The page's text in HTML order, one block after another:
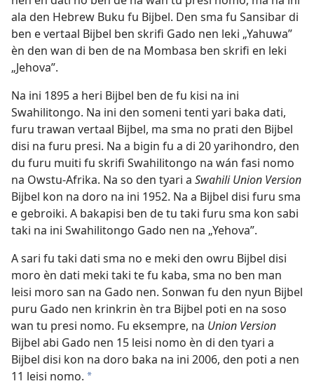
ala den Hebrew Buku fu Bijbel. Den sma fu Sansibar di
ben e vertaal Bijbel ben skrifi Gado nen leki „Yahuwa”
èn den wan di ben de na Mombasa ben skrifi en leki
„Jehova”.
Na ini 1895 a heri Bijbel ben de fu kisi na ini
Swahilitongo. Na ini den someni tenti yari baka dati,
furu trawan vertaal Bijbel, ma sma no prati den Bijbel
disi na furu presi. Na a bigin fu a di 20 yarihondro, den
du furu muiti fu skrifi Swahilitongo na wán fasi nomo
na Owstu-Afrika. Na so den tyari a Swahili Union Version
Bijbel kon na doro na ini 1952. Na a Bijbel disi furu sma
e gebroiki. A bakapisi ben de tu taki furu sma kon sabi
taki na ini Swahilitongo Gado nen na „Yehova”.
A sari fu taki dati sma no e meki den owru Bijbel disi
moro èn dati meki taki te fu kaba, sma no ben man
leisi moro san na Gado nen. Sonwan fu den nyun Bijbel
puru Gado nen krinkrin èn tra Bijbel poti en na soso
wan tu presi nomo. Fu eksempre, na Union Version
Bijbel abi Gado nen 15 leisi nomo èn di den tyari a
Bijbel disi kon na doro baka na ini 2006, den poti a nen
11 leisi nomo. *